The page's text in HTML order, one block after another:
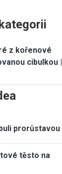
z kořenové
cibulkou |
prorůstavou
těsto na